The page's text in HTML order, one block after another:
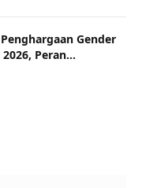
Gender
Peran